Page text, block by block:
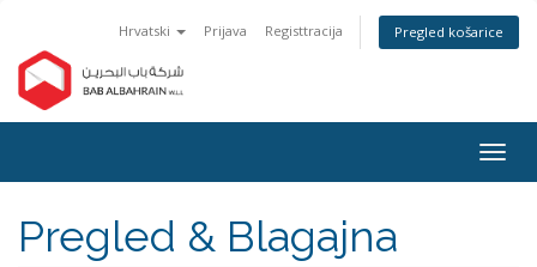
Hrvatski Prijava Registtracija Pregled košarice
Pregled & Blagajna